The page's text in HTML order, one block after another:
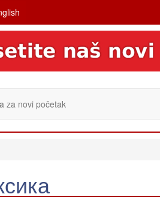
za novi početak